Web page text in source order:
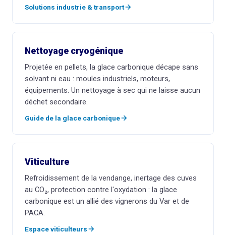
Solutions industrie & transport
Nettoyage cryogénique
Projetée en pellets, la glace carbonique décape sans
solvant ni eau : moules industriels, moteurs,
équipements. Un nettoyage à sec qui ne laisse aucun
déchet secondaire.
Guide de la glace carbonique
Viticulture
Refroidissement de la vendange, inertage des cuves
au CO₂, protection contre l'oxydation : la glace
carbonique est un allié des vignerons du Var et de
PACA.
Espace viticulteurs